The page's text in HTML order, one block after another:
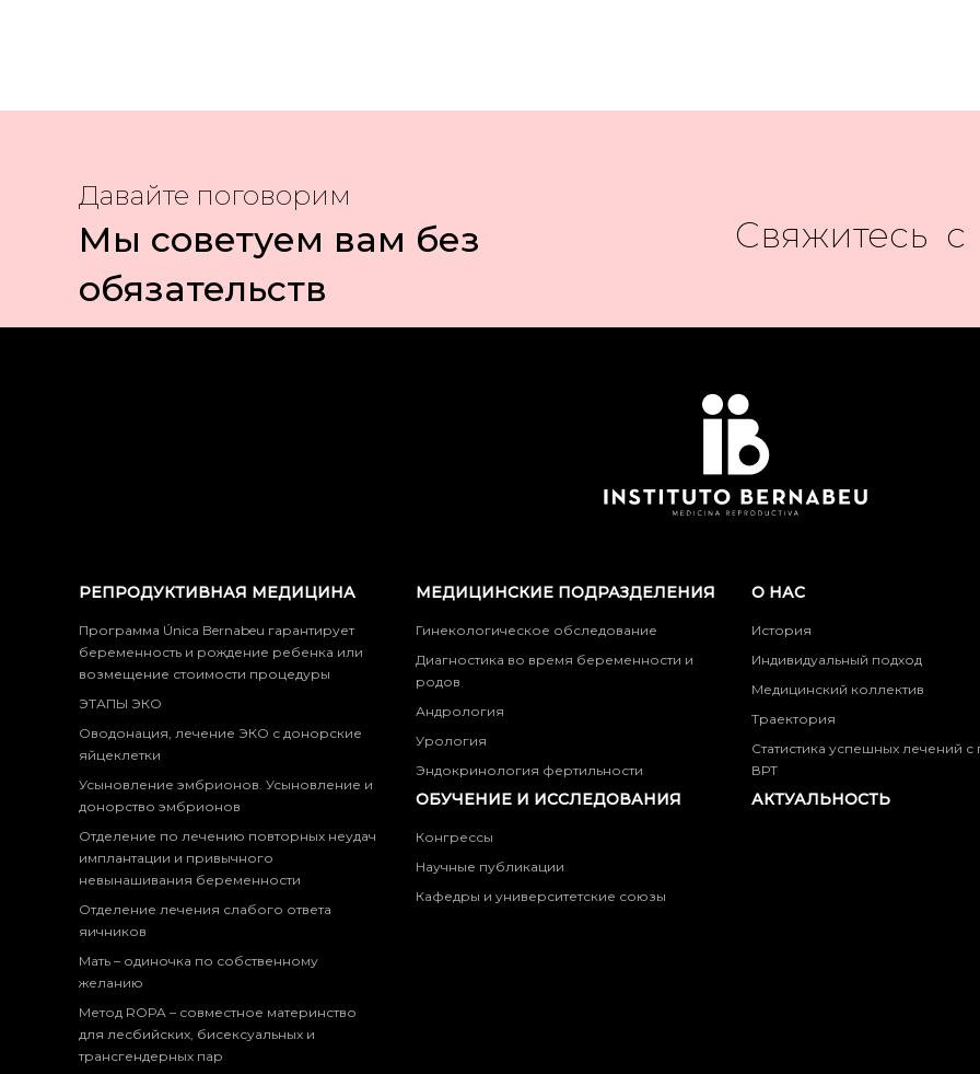
Давайте поговорим
Мы советуем вам без
обязательств
Свяжитесь
РЕПРОДУКТИВНАЯ МЕДИЦИНА
Программа Única Bernabeu гарантирует
беременность и рождение ребенка или
возмещение стоимости процедуры
ЭТАПЫ ЭКО
Оводонация, лечение ЭКО с донорские
яйцеклетки
Усыновление эмбрионов. Усыновление и
донорство эмбрионов
Отделение по лечению повторных неудач
имплантации и привычного
невынашивания беременности
Отделение лечения слабого ответа
яичников
Мать – одиночка по собственному
желанию
Метод ROPA – совместное материнство
для лесбийских, бисексуальных и
трансгендерных пар
МЕДИЦИНСКИЕ ПОДРАЗДЕЛЕНИЯ
Гинекологическое обследование
Диагностика во время беременности и
родов
Андрология
Урология
Эндокринология фертильности
ОБУЧЕНИЕ И ИССЛЕДОВАНИЯ
Конгрессы
Научные публикации
Кафедры и университетские союзы
О НАС
История
Индивидуальный подход
Медицинский коллектив
Траектория
Статистика успешных лечений
ВРТ
АКТУАЛЬНОСТЬ